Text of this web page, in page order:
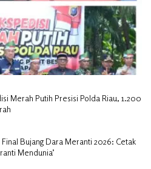
Merah Putih Presisi Polda Riau, 1.200
Bujang Dara Meranti 2026: Cetak
Mendunia’